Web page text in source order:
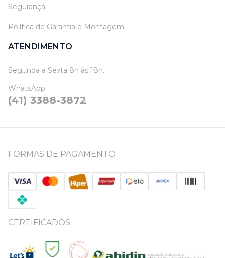
Segurança
Política de Garantia e Montagem
ATENDIMENTO
Segunda a Sexta 8h às 18h.
WhatsApp
(41) 3388-3872
FORMAS DE PAGAMENTO
CERTIFICADOS